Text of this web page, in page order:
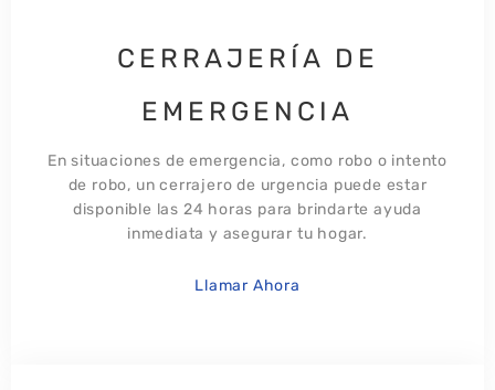
CERRAJERÍA DE
EMERGENCIA
En situaciones de emergencia, como robo o intento
de robo, un cerrajero de urgencia puede estar
disponible las 24 horas para brindarte ayuda
inmediata y asegurar tu hogar.​
Llamar Ahora